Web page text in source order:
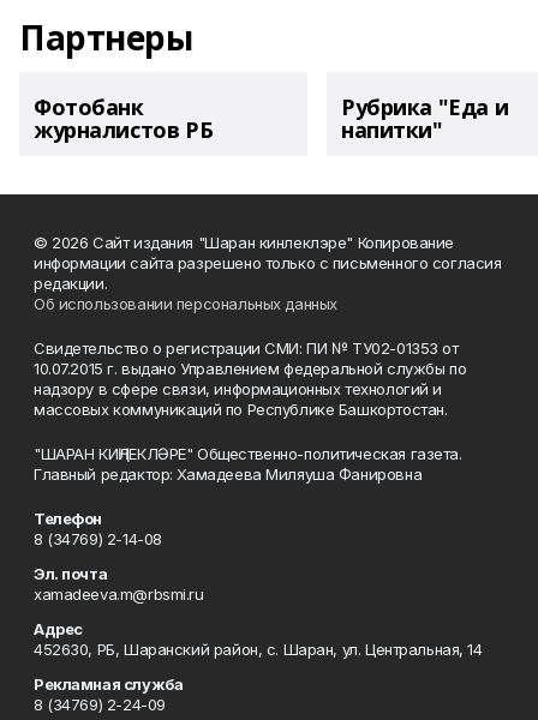
Партнеры
Фотобанк
журналистов РБ
Рубрика "Еда и
напитки"
© 2026 Сайт издания "Шаран кинлеклэре" Копирование
информации сайта разрешено только с письменного согласия
редакции.
Об использовании персональных данных
Свидетельство о регистрации СМИ: ПИ № ТУ02-01353 от
10.07.2015 г. выдано Управлением федеральной службы по
надзору в сфере связи, информационных технологий и
массовых коммуникаций по Республике Башкортостан.
"ШАРАН КИҢЛЕКЛӘРЕ" Общественно-политическая газета.
Главный редактор: Хамадеева Миляуша Фанировна
Телефон
8 (34769) 2-14-08
Эл. почта
xamadeeva.m@rbsmi.ru
Адрес
452630, РБ, Шаранский район, с. Шаран, ул. Центральная, 14
Рекламная служба
8 (34769) 2-24-09